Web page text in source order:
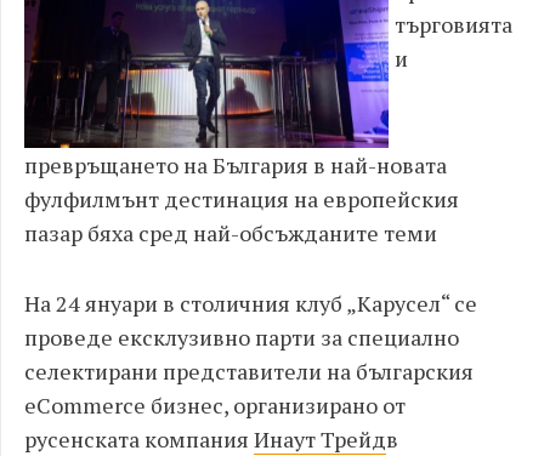
търговията
и
превръщането на България в най-новата
фулфилмънт дестинация на европейския
пазар бяха сред най-обсъжданите теми
На 24 януари в столичния клуб „Карусел“ се
проведе ексклузивно парти за специално
селектирани представители на българския
eCommerce бизнес, организирано от
русенската компания Инаут Трейдв